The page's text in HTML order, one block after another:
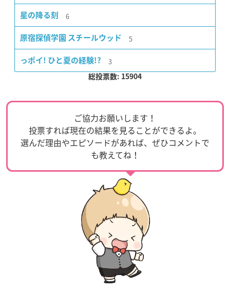
星の降る刻 6
原宿探偵学園 スチールウッド 5
っポイ! ひと夏の経験!? 3
総投票数: 15904
ご協力お願いします！
投票すれば現在の結果を見ることができるよ。
選んだ理由やエピソードがあれば、ぜひコメントで
も教えてね！